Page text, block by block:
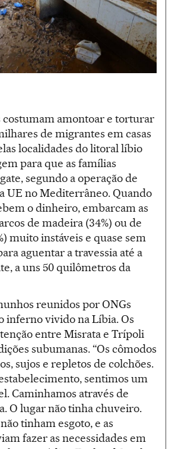
costumam amontoar e torturar
de migrantes em casas
localidades do litoral líbio
para que as famílias
segundo a operação de
UE no Mediterrâneo. Quando
o dinheiro, embarcam as
de madeira (34%) ou de
muito instáveis e quase sem
aguentar a travessia até a
a uns 50 quilômetros da
reunidos por ONGs
inferno vivido na Líbia. Os
entre Misrata e Trípoli
subumanas. “Os cômodos
sujos e repletos de colchões.
sentimos um
Caminhamos através de
O lugar não tinha chuveiro.
tinham esgoto, e as
fazer as necessidades em